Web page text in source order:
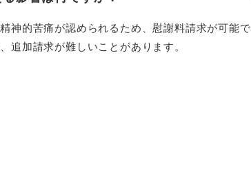
神的苦痛が認められるため、慰謝料請求が可能で
追加請求が難しいことがあります。